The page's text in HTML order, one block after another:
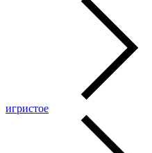
игристое